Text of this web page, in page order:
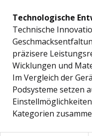
Technologische
Technische
präzisere
Wicklungen und
Im Vergleich der
Podsysteme setzen
Kategorien